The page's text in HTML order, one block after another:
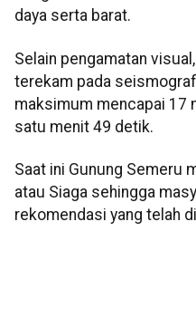
daya serta barat.
Selain pengamatan
terekam pada
maksimum mencapai 17
satu menit 49 detik.
Saat ini Gunung Semeru
atau Siaga sehingga
rekomendasi yang telah